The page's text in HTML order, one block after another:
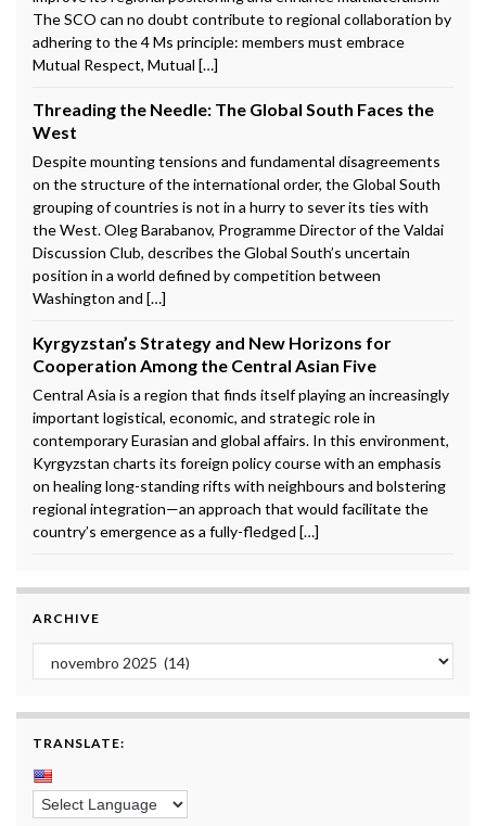
The SCO can no doubt contribute to regional collaboration by
adhering to the 4 Ms principle: members must embrace
Mutual Respect, Mutual […]
Threading the Needle: The Global South Faces the
West
Despite mounting tensions and fundamental disagreements
on the structure of the international order, the Global South
grouping of countries is not in a hurry to sever its ties with
the West. Oleg Barabanov, Programme Director of the Valdai
Discussion Club, describes the Global South’s uncertain
position in a world defined by competition between
Washington and […]
Kyrgyzstan’s Strategy and New Horizons for
Cooperation Among the Central Asian Five
Central Asia is a region that finds itself playing an increasingly
important logistical, economic, and strategic role in
contemporary Eurasian and global affairs. In this environment,
Kyrgyzstan charts its foreign policy course with an emphasis
on healing long-standing rifts with neighbours and bolstering
regional integration—an approach that would facilitate the
country’s emergence as a fully-fledged […]
ARCHIVE
TRANSLATE: